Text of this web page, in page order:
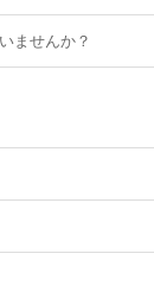
ませんか？